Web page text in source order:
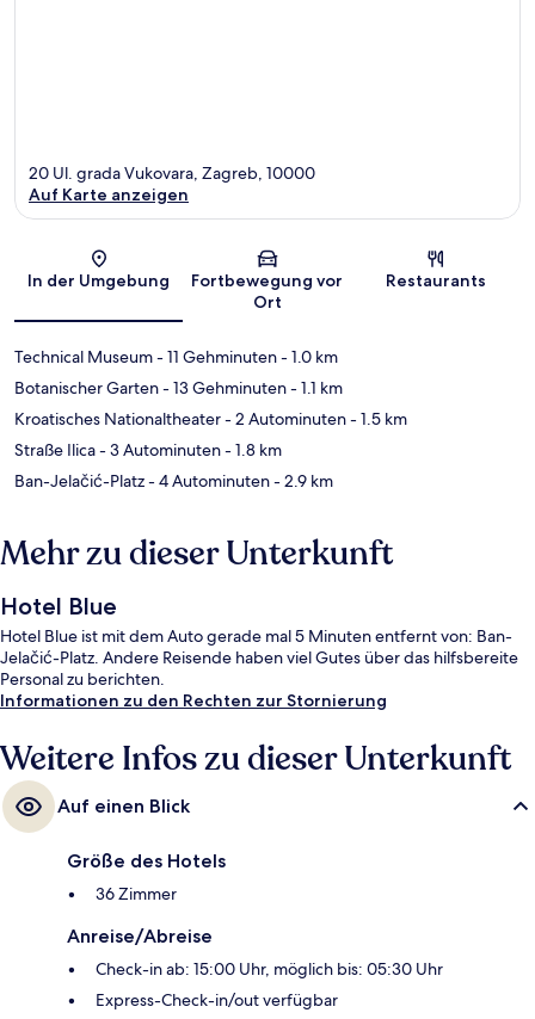
Karte
20 Ul. grada Vukovara, Zagreb, 10000
Auf Karte anzeigen
In der Umgebung
Fortbewegung vor
Ort
Restaurants
Technical Museum- 11 Gehminuten- 1.0 km
Botanischer Garten- 13 Gehminuten- 1.1 km
Kroatisches Nationaltheater- 2 Autominuten- 1.5 km
Straße Ilica- 3 Autominuten- 1.8 km
Ban-Jelačić-Platz- 4 Autominuten- 2.9 km
Mehr zu dieser Unterkunft
Hotel Blue
Hotel Blue ist mit dem Auto gerade mal 5 Minuten entfernt von: Ban-
Jelačić-Platz. Andere Reisende haben viel Gutes über das hilfsbereite
Personal zu berichten.
Informationen zu den Rechten zur Stornierung
Weitere Infos zu dieser Unterkunft
Auf einen Blick
Größe des Hotels
36 Zimmer
Anreise/Abreise
Check-in ab: 15:00 Uhr, möglich bis: 05:30 Uhr
Express-Check-in/out verfügbar